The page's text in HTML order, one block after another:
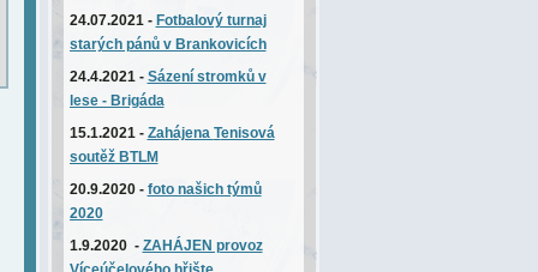
24.07.2021 - Fotbalový turnaj
starých pánů v Brankovicích
24.4.2021 - Sázení stromků v
lese - Brigáda
15.1.2021 - Zahájena Tenisová
soutěž BTLM
20.9.2020 - foto našich týmů
2020
1.9.2020 - ZAHÁJEN provoz